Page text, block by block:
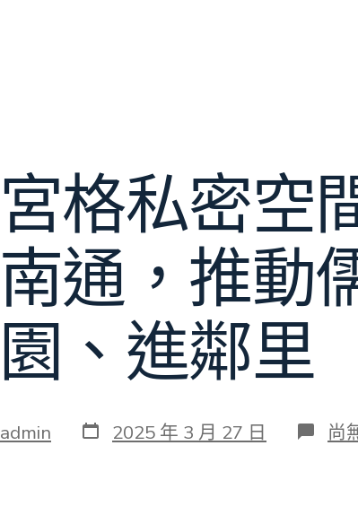
格私密空
通，推動
園、進鄰里
admin 發
表
2025 年 3 月 27 日 在
〈
尚